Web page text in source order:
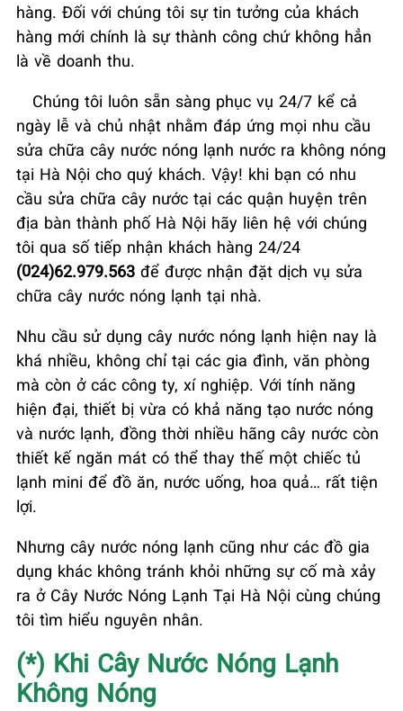
hàng. Đối với chúng tôi sự tin tưởng của khách
hàng mới chính là sự thành công chứ không hẳn
là về doanh thu.
Chúng tôi luôn sẵn sàng phục vụ 24/7 kể cả
ngày lễ và chủ nhật nhằm đáp ứng mọi nhu cầu
sửa chữa cây nước nóng lạnh nước ra không nóng
tại Hà Nội cho quý khách. Vậy! khi bạn có nhu
cầu sửa chữa cây nước tại các quận huyện trên
địa bàn thành phố Hà Nội hãy liên hệ với chúng
tôi qua số tiếp nhận khách hàng 24/24
(024)62.979.563 để được nhận đặt dịch vụ sửa
chữa cây nước nóng lạnh tại nhà.
Nhu cầu sử dụng cây nước nóng lạnh hiện nay là
khá nhiều, không chỉ tại các gia đình, văn phòng
mà còn ở các công ty, xí nghiệp. Với tính năng
hiện đại, thiết bị vừa có khả năng tạo nước nóng
và nước lạnh, đồng thời nhiều hãng cây nước còn
thiết kế ngăn mát có thể thay thế một chiếc tủ
lạnh mini để đồ ăn, nước uống, hoa quả… rất tiện
lợi.
Nhưng cây nước nóng lạnh cũng như các đồ gia
dụng khác không tránh khỏi những sự cố mà xảy
ra ở Cây Nước Nóng Lạnh Tại Hà Nội cùng chúng
tôi tìm hiểu nguyên nhân.
(*) Khi Cây Nước Nóng Lạnh
Không Nóng